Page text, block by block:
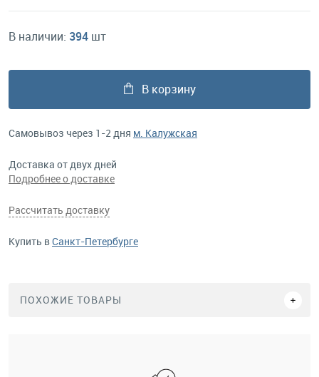
В наличии: 394 шт
В корзину
Самовывоз через 1-2 дня м. Калужская
Доставка от двух дней
Подробнее о доставке
Рассчитать доставку
Купить вСанкт-Петербурге
ПОХОЖИЕ ТОВАРЫ